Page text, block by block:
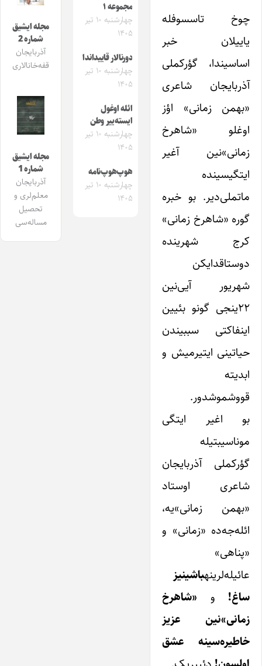
چوخ تاسسوفله
یاییلان خبر
اساسیندا، گؤرکملی
آذربایجان شاعری
«بهمن زمانی» اؤز
اوغلو «شاهرخ
زمانی»نین آغیر
ایتگیسینده
ماتملی‌دیر. بو خبره
گوره «شاهرخ زمانی»
کرج شهرینده
دوستاقدایکن
شهریور آیی‌نین
۲۲ینجی گونو بئیین
اینفاکتی سببیندن
حیاتینی ایتیرمیش و
ابدیته
قووشموشدور.
بو اغیر ایتگی
موناسیبتیله
گؤرکملی آذربایجان
شاعری اوستاد
«بهمن زمانی»یه،
ائله‌جه‌ده «زمانی» و
«پناهی»
عائیله‌لرینهباشینیز
ساغ! و «شاهرخ
زمانی»نین عزیز
خاطیره‌سینه عشق
مجموعه ۱
چهارشنبه ۱۰ تیر
۱۴۰۵
دورنالار قاییداندا
چهارشنبه ۱۰ تیر
۱۴۰۵
ائله اوغول
ایسته‌ییر وطن
چهارشنبه ۱۰ تیر
۱۴۰۵
هوپ‌هوپ‌نامه
چهارشنبه ۱۰ تیر
۱۴۰۵
مجله ایشیق
شماره 2
آذربایجان
قفه‌خانالاری
مجله ایشیق
شماره 1
آذربایجان
معلم‌لری و
تحصیل
مساله‌سی